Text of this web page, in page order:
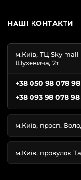
НАШІ КОНТАКТИ
м.Київ, ТЦ Sky
Шухевича, 2т
+38 050 98 078 98
+38 093 98 078 98
м.Київ, просп.
м.Київ, провулок